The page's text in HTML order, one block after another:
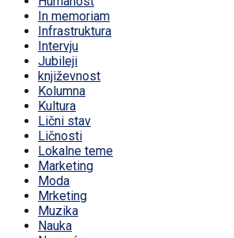
In memoriam
Infrastruktura
Intervju
Jubileji
književnost
Kolumna
Kultura
Lični stav
Ličnosti
Lokalne teme
Marketing
Moda
Mrketing
Muzika
Nauka